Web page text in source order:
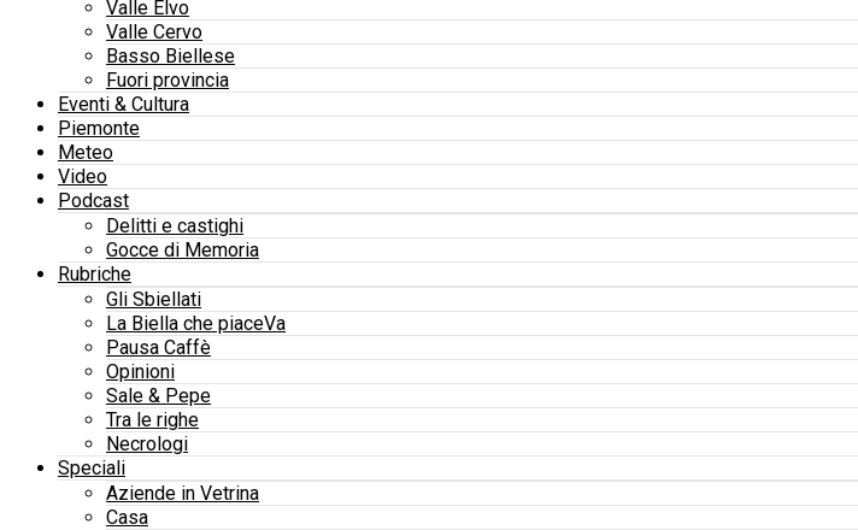
Valle Elvo
Valle Cervo
Basso Biellese
Fuori provincia
Eventi & Cultura
Piemonte
Meteo
Video
Podcast
Delitti e castighi
Gocce di Memoria
Rubriche
Gli Sbiellati
La Biella che piaceVa
Pausa Caffè
Opinioni
Sale & Pepe
Tra le righe
Necrologi
Speciali
Aziende in Vetrina
Casa